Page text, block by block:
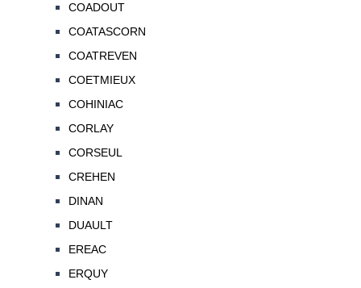
COADOUT
COATASCORN
COATREVEN
COETMIEUX
COHINIAC
CORLAY
CORSEUL
CREHEN
DINAN
DUAULT
EREAC
ERQUY